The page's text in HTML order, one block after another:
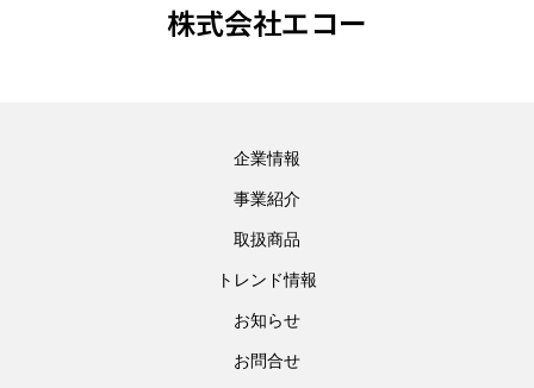
株式会社エコー
企業情報
事業紹介
取扱商品
トレンド情報
お知らせ
お問合せ